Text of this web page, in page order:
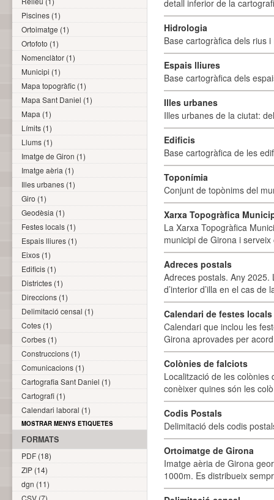
detall inferior de la
Hidrologia
Base cartogràfica dels rius
Espais lliures
Base cartogràfica dels
Illes urbanes
Illes urbanes de la ciutat:
Edificis
Base cartogràfica de les
Toponímia
Conjunt de topònims del
Xarxa Topogràfica
La Xarxa Topogràfica
municipi de Girona i
Adreces postals
Adreces postals. Any 2025.
d’interior d’illa en el cas
Calendari de festes
Calendari que inclou les
Girona aprovades per
Colònies de falciots
Localització de les colònies
conèixer quines són les
Codis Postals
Delimitació dels codis
Ortoimatge de Girona
Imatge aèria de Girona
1000m. Es distribueix
Piscines (1)
Ortoimatge (1)
Ortofoto (1)
Nomenclàtor (1)
Municipi (1)
Mapa topogràfic (1)
Mapa Sant Daniel (1)
Mapa (1)
Límits (1)
Llums (1)
Imatge de Giron (1)
Imatge aèria (1)
Illes urbanes (1)
Giro (1)
Geodèsia (1)
Festes locals (1)
Espais lliures (1)
Eixos (1)
Edificis (1)
Districtes (1)
Direccions (1)
Delimitació censal (1)
Cotes (1)
Corbes (1)
Construccions (1)
Comunicacions (1)
Cartografia Sant Daniel (1)
Cartografi (1)
Calendari laboral (1)
MOSTRAR MENYS ETIQUETES
FORMATS
PDF (18)
ZIP (14)
dgn (11)
CSV (7)